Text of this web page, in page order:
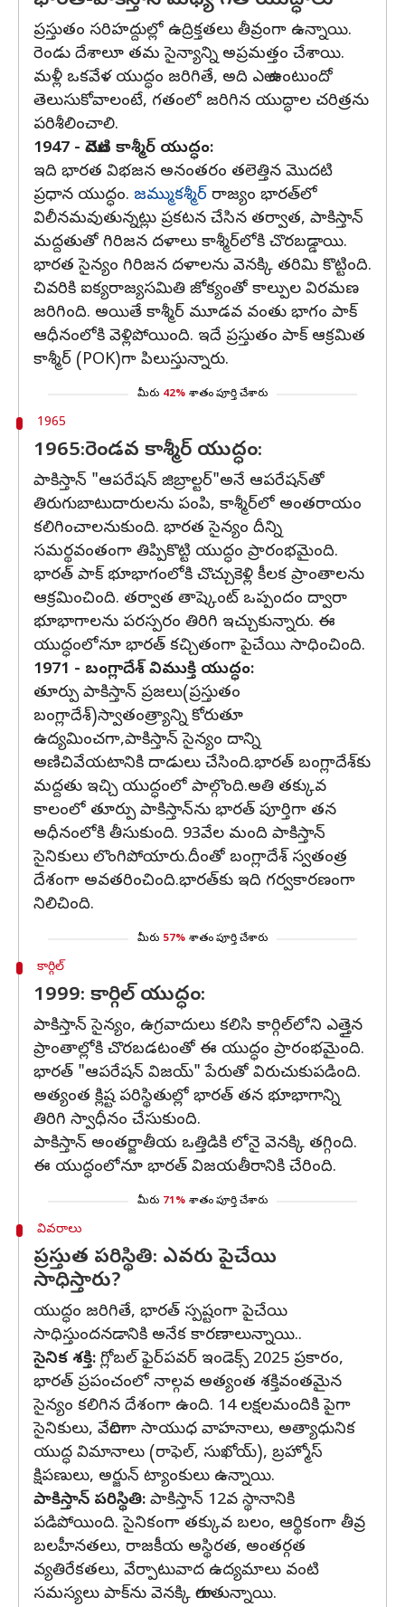
ప్రస్తుతం సరిహద్దుల్లో ఉద్రిక్తతలు తీవ్రంగా ఉన్నాయి.
రెండు దేశాలూ తమ సైన్యాన్ని అప్రమత్తం చేశాయి.
మళ్లీ ఒకవేళ యుద్ధం జరిగితే, అది ఎలా ఉంటుందో
తెలుసుకోవాలంటే, గతంలో జరిగిన యుద్ధాల చరిత్రను
పరిశీలించాలి.
1947 - మొదటి కాశ్మీర్ యుద్ధం:
ఇది భారత విభజన అనంతరం తలెత్తిన మొదటి
ప్రధాన యుద్ధం. జమ్ముకశ్మీర్ రాజ్యం భారత్‌లో
విలీనమవుతున్నట్లు ప్రకటన చేసిన తర్వాత, పాకిస్తాన్
మద్దతుతో గిరిజన దళాలు కాశ్మీర్‌లోకి చొరబడ్డాయి.
భారత సైన్యం గిరిజన దళాలను వెనక్కి తరిమి కొట్టింది.
చివరికి ఐక్యరాజ్యసమితి జోక్యంతో కాల్పుల విరమణ
జరిగింది. అయితే కాశ్మీర్ మూడవ వంతు భాగం పాక్
ఆధీనంలోకి వెళ్లిపోయింది. ఇదే ప్రస్తుతం పాక్ ఆక్రమిత
కాశ్మీర్ (POK)గా పిలుస్తున్నారు.
మీరు 42% శాతం పూర్తి చేశారు
1965
1965:రెండవ కాశ్మీర్ యుద్ధం:
పాకిస్తాన్ "ఆపరేషన్ జిబ్రాల్టర్"అనే ఆపరేషన్‌తో
తిరుగుబాటుదారులను పంపి, కాశ్మీర్‌లో అంతరాయం
కలిగించాలనుకుంది. భారత సైన్యం దీన్ని
సమర్థవంతంగా తిప్పికొట్టి యుద్ధం ప్రారంభమైంది.
భారత్ పాక్ భూభాగంలోకి చొచ్చుకెళ్లి కీలక ప్రాంతాలను
ఆక్రమించింది. తర్వాత తాష్కెంట్ ఒప్పందం ద్వారా
భూభాగాలను పరస్పరం తిరిగి ఇచ్చుకున్నారు. ఈ
యుద్ధంలోనూ భారత్ కచ్చితంగా పైచేయి సాధించింది.
1971 - బంగ్లాదేశ్ విముక్తి యుద్ధం:
తూర్పు పాకిస్తాన్ ప్రజలు(ప్రస్తుతం
బంగ్లాదేశ్)స్వాతంత్ర్యాన్ని కోరుతూ
ఉద్యమించగా,పాకిస్తాన్ సైన్యం దాన్ని
అణిచివేయటానికి దాడులు చేసింది.భారత్ బంగ్లాదేశ్‌కు
మద్దతు ఇచ్చి యుద్ధంలో పాల్గొంది.అతి తక్కువ
కాలంలో తూర్పు పాకిస్తాన్‌ను భారత్ పూర్తిగా తన
అధీనంలోకి తీసుకుంది. 93వేల మంది పాకిస్తాన్
సైనికులు లొంగిపోయారు.దీంతో బంగ్లాదేశ్ స్వతంత్ర
దేశంగా అవతరించింది.భారత్‌కు ఇది గర్వకారణంగా
నిలిచింది.
మీరు 57% శాతం పూర్తి చేశారు
కార్గిల్
1999: కార్గిల్ యుద్ధం:
పాకిస్తాన్ సైన్యం, ఉగ్రవాదులు కలిసి కార్గిల్‌లోని ఎత్తైన
ప్రాంతాల్లోకి చొరబడటంతో ఈ యుద్ధం ప్రారంభమైంది.
భారత్ "ఆపరేషన్ విజయ్" పేరుతో విరుచుకుపడింది.
అత్యంత క్లిష్ట పరిస్థితుల్లో భారత్ తన భూభాగాన్ని
తిరిగి స్వాధీనం చేసుకుంది.
పాకిస్తాన్ అంతర్జాతీయ ఒత్తిడికి లోనై వెనక్కి తగ్గింది.
ఈ యుద్ధంలోనూ భారత్ విజయతీరానికి చేరింది.
మీరు 71% శాతం పూర్తి చేశారు
వివరాలు
ప్రస్తుత పరిస్థితి: ఎవరు పైచేయి
సాధిస్తారు?
యుద్ధం జరిగితే, భారత్ స్పష్టంగా పైచేయి
సాధిస్తుందనడానికి అనేక కారణాలున్నాయి..
సైనిక శక్తి: గ్లోబల్ ఫైర్‌పవర్ ఇండెక్స్ 2025 ప్రకారం,
భారత్ ప్రపంచంలో నాల్గవ అత్యంత శక్తివంతమైన
సైన్యం కలిగిన దేశంగా ఉంది. 14 లక్షలమందికి పైగా
సైనికులు, వేలాదిగా సాయుధ వాహనాలు, అత్యాధునిక
యుద్ధ విమానాలు (రాఫెల్, సుఖోయ్), బ్రహ్మోస్
క్షిపణులు, అర్జున్ ట్యాంకులు ఉన్నాయి.
పాకిస్తాన్ పరిస్థితి: పాకిస్తాన్ 12వ స్థానానికి
పడిపోయింది. సైనికంగా తక్కువ బలం, ఆర్థికంగా తీవ్ర
బలహీనతలు, రాజకీయ అస్థిరత, అంతర్గత
వ్యతిరేకతలు, వేర్పాటువాద ఉద్యమాలు వంటి
సమస్యలు పాక్‌ను వెనక్కి లాగుతున్నాయి.